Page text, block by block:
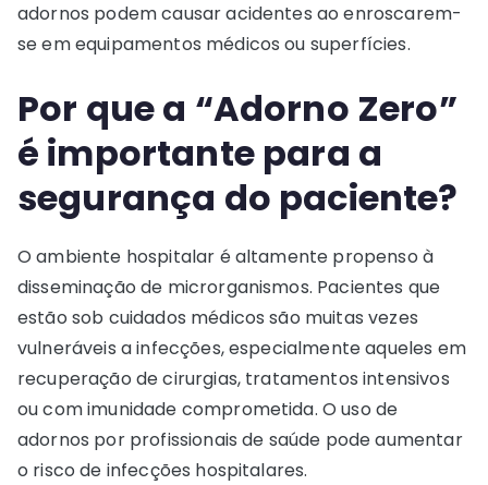
adornos podem causar acidentes ao enroscarem-
se em equipamentos médicos ou superfícies.
Por que a “Adorno Zero”
é importante para a
segurança do paciente?
O ambiente hospitalar é altamente propenso à
disseminação de microrganismos. Pacientes que
estão sob cuidados médicos são muitas vezes
vulneráveis a infecções, especialmente aqueles em
recuperação de cirurgias, tratamentos intensivos
ou com imunidade comprometida. O uso de
adornos por profissionais de saúde pode aumentar
o risco de infecções hospitalares.